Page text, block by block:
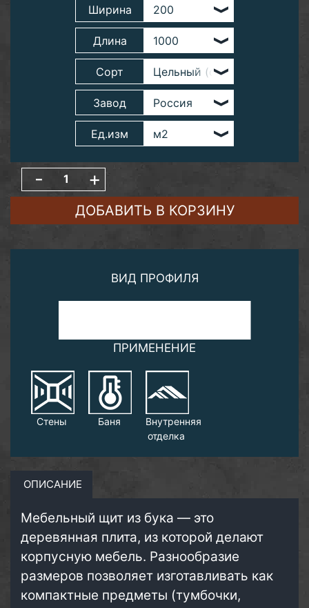
Ширина
Длина
Сорт
Завод
Ед.изм
- +
ДОБАВИТЬ В КОРЗИНУ
ВИД ПРОФИЛЯ
ПРИМЕНЕНИЕ
Стены Баня
Внутренняя
отделка
ОПИСАНИЕ
Мебельный щит из бука — это
деревянная плита, из которой делают
корпусную мебель. Разнообразие
размеров позволяет изготавливать как
компактные предметы (тумбочки,